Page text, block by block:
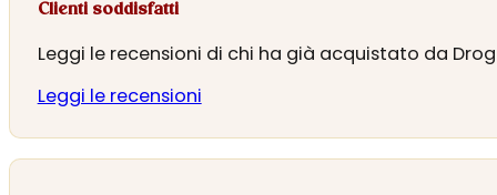
Clienti soddisfatti
Leggi le recensioni di chi ha già acquistato da
Leggi le recensioni